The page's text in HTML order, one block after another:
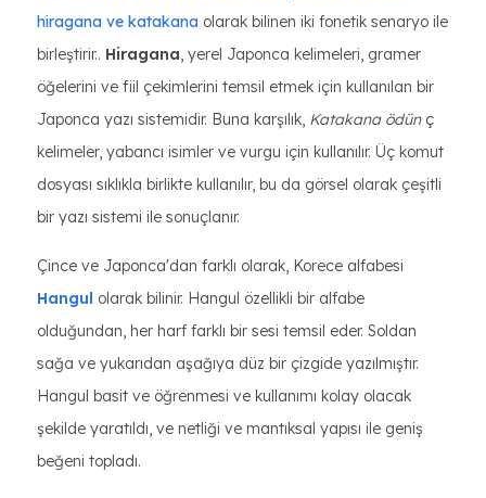
hiragana ve katakana olarak bilinen iki fonetik senaryo ile
birleştirir.. Hiragana, yerel Japonca kelimeleri, gramer
öğelerini ve fiil çekimlerini temsil etmek için kullanılan bir
Japonca yazı sistemidir. Buna karşılık, Katakana ödünç
kelimeler, yabancı isimler ve vurgu için kullanılır. Üç komut
dosyası sıklıkla birlikte kullanılır, bu da görsel olarak çeşitli
bir yazı sistemi ile sonuçlanır.
Çince ve Japonca'dan farklı olarak, Korece alfabesi
Hangul olarak bilinir. Hangul özellikli bir alfabe
olduğundan, her harf farklı bir sesi temsil eder. Soldan
sağa ve yukarıdan aşağıya düz bir çizgide yazılmıştır.
Hangul basit ve öğrenmesi ve kullanımı kolay olacak
şekilde yaratıldı, ve netliği ve mantıksal yapısı ile geniş
beğeni topladı.